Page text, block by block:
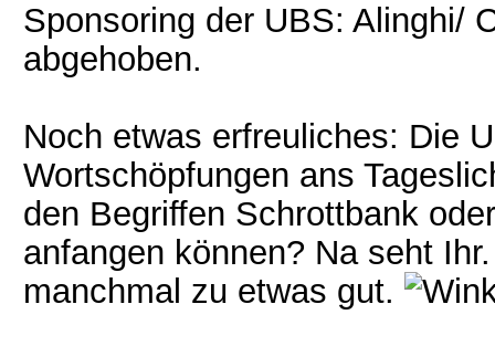
Sponsoring der UBS: Alinghi/
abgehoben.
Noch etwas erfreuliches: Die
Wortschöpfungen ans
den Begriffen Schrottbank
anfangen können? Na seht
manchmal zu etwas gut.